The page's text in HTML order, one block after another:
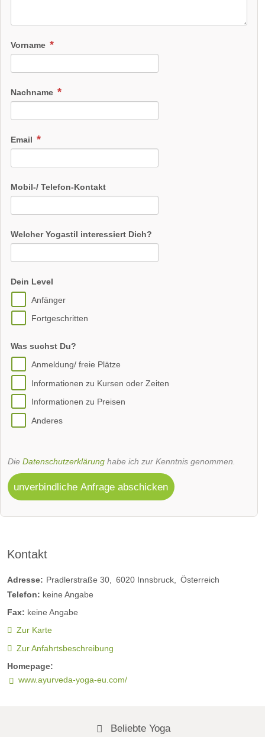
Vorname
Nachname
Email
Mobil-/ Telefon-Kontakt
Welcher Yogastil interessiert Dich?
Dein Level
Anfänger
Fortgeschritten
Was suchst Du?
Anmeldung/ freie Plätze
Informationen zu Kursen oder Zeiten
Informationen zu Preisen
Anderes
Die Datenschutzerklärung habe ich zur Kenntnis genommen.
unverbindliche Anfrage abschicken
Kontakt
Adresse: Pradlerstraße 30 6020 Innsbruck
Österreich
Telefon: keine Angabe
Fax: keine Angabe
Zur Karte
Zur Anfahrtsbeschreibung
Homepage:
www.ayurveda-yoga-eu.com/
Beliebte Yoga